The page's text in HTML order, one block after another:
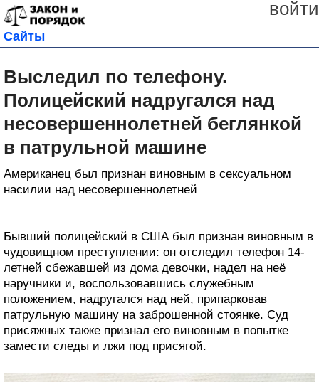
войти
Сайты
Выследил по телефону.
Полицейский надругался над
несовершеннолетней беглянкой
в патрульной машине
Американец был признан виновным в сексуальном
насилии над несовершеннолетней
Бывший полицейский в США был признан виновным в
чудовищном преступлении: он отследил телефон 14-
летней сбежавшей из дома девочки, надел на неё
наручники и, воспользовавшись служебным
положением, надругался над ней, припарковав
патрульную машину на заброшенной стоянке. Суд
присяжных также признал его виновным в попытке
замести следы и лжи под присягой.